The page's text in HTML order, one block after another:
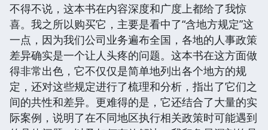
不得不说，这本书在内容深度和广度上都给了我惊
喜。我之所以购买它，主要是看中了“含地方规定”这
一点，因为我们公司业务遍布全国，各地的人事政策
差异确实是一个让人头疼的问题。这本书在这方面做
得非常出色，它不仅仅是简单地列出各个地方的规
定，还对这些规定进行了梳理和分析，指出了它们之
间的共性和差异。更难得的是，它还结合了大量的实
际案例，说明了在不同地区执行相关政策时可能遇到